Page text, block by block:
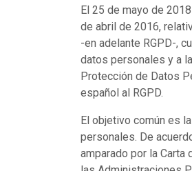
El 25 de mayo de
de abril de 2016,
-en adelante RGPD-,
datos personales y a
Protección de Datos
español al RGPD.
El objetivo común es
personales. De
amparado por la